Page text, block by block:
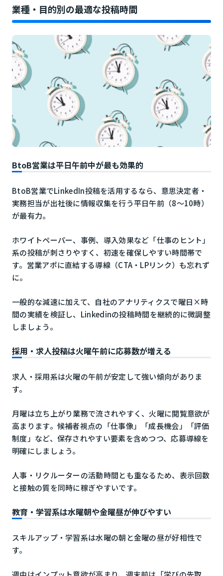
業種・目的別の最適な投稿時間
BtoB営業は平日午前中が最も効果的
BtoB営業でLinkedIn投稿を活用するなら、意思決定者・
実務担当が出社後に情報収集を行う平日午前（8〜10時）
が最有力。
ホワイトペーパー、事例、導入効果など「仕事のヒント」
系の投稿が刺さりやすく、初速を確保しやすい時間帯で
す。営業アポに直結する導線（CTA・LPリンク）も忘れず
に。
一般的な減速に加えて、自社のアナリティクスで曜日×時
間の実績を検証し、Linkedinの投稿時間を継続的に微調整
しましょう。
採用・求人投稿は火曜午前に応募数が増える
求人・採用系は火曜の午前が安定して強い傾向がありま
す。
月曜は立ち上がり業務で流されやすく、火曜に閲覧意欲が
高まります。候補者視点の「仕事像」「成長機会」「評価
制度」など、保存されやすい要素を含めつつ、応募導線を
明確にしましょう。
人事・リクルーターの活動時間とも重なるため、表示回数
と接触の質を同時に稼ぎやすいです。
教育・学習系は水曜朝や金曜昼が伸びやすい
スキルアップ・学習系は水曜の朝と金曜の昼が好相性で
す。